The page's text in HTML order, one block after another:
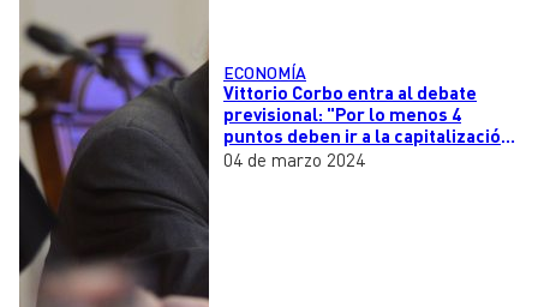
Radio en vivo
Tendencias Deportes
Entretención y Cultura Opinión
Dato en Pauta
Contenido Patrocinado
ECONOMÍA
Vittorio Corbo entra al debate
previsional: "Por lo menos 4
puntos deben ir a la capitalización
individual"
04 de marzo 2024